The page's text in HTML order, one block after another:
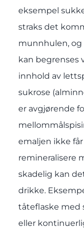
eksempel
straks det
munnhulen, og
kan begrenses
innhold av
sukrose
er avgjørende
emaljen ikke
remineralisere
skadelig kan
drikke.
tåteflaske med
eller